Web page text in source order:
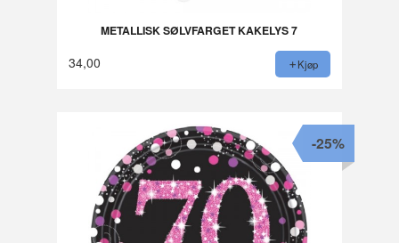
METALLISK SØLVFARGET KAKELYS 7
34,00 Kjøp
-25%